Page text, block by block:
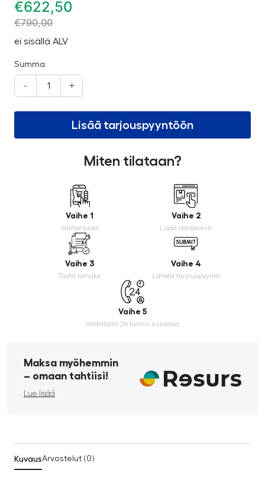
€622,50
€790,00
ei sisällä ALV
Summa
- +
Lisää tarjouspyyntöön
Miten tilataan?
Vaihe 1
Valitse tuote
Vaihe 2
Lisää ostoskoriin
Vaihe 3
Täytä lomake
Vaihe 4
Lähetä tarjouspyyntö
Vaihe 5
Vastataan 24 tunnin kuluessa
Maksa myöhemmin
­– omaan tahtiisi!
Lue lisää
KuvausArvostelut (0)